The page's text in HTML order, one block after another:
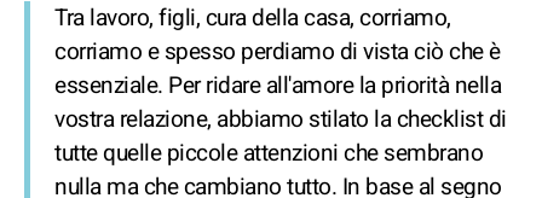
Tra lavoro, figli, cura della casa, corriamo,
corriamo e spesso perdiamo di vista ciò che è
essenziale. Per ridare all'amore la priorità nella
vostra relazione, abbiamo stilato la checklist di
tutte quelle piccole attenzioni che sembrano
nulla ma che cambiano tutto. In base al segno